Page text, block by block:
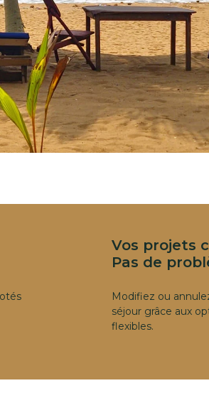
Vos projets
Pas de
Modifiez ou
séjour grâce aux
flexibles.